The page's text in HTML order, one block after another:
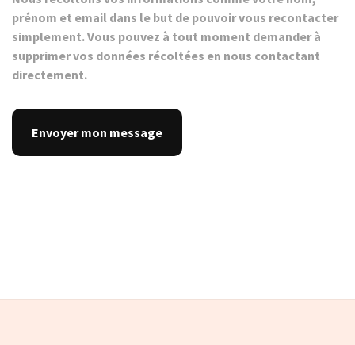
prénom et email dans le but de pouvoir vous recontacter
simplement. Vous pouvez à tout moment demander à
supprimer vos données récoltées en nous contactant
directement.